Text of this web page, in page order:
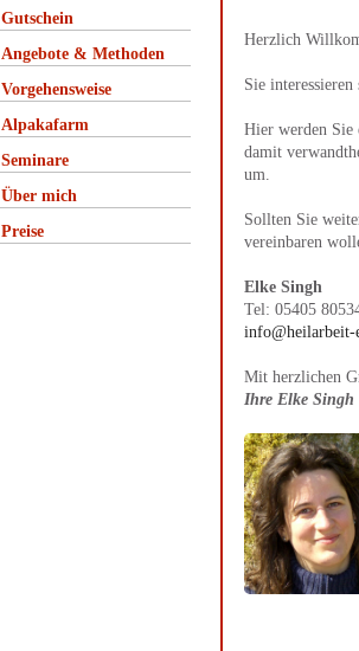
Gutschein
Angebote & Methoden
Vorgehensweise
Alpakafarm
Seminare
Über mich
Preise
Herzlich
Sie
Hier werden Sie
damit
um.
Sollten Sie
vereinbaren
Elke Singh
Tel: 05405
info@heilarbeit-
Mit herzlichen
Ihre Elke Singh